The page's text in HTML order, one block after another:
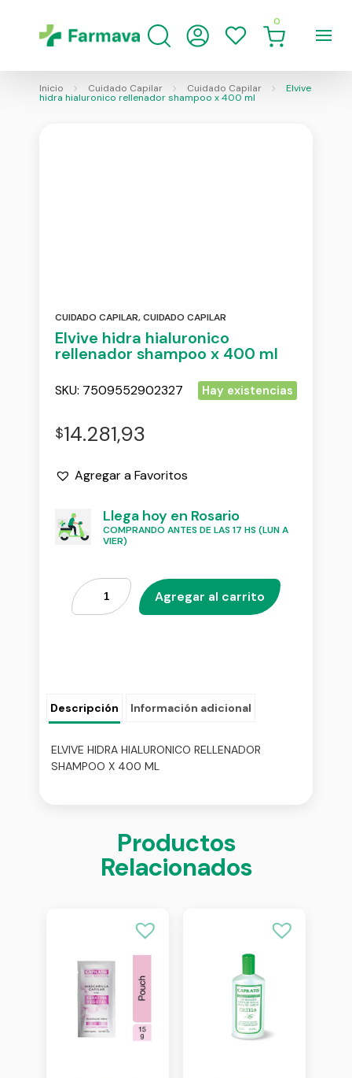
0
Inicio Cuidado Capilar Cuidado Capilar Elvive
hidra hialuronico rellenador shampoo x 400 ml
CUIDADO CAPILAR,CUIDADO CAPILAR
Elvive hidra hialuronico
rellenador shampoo x 400 ml
SKU: 7509552902327 Hay existencias
$14.281,93
Agregar a Favoritos
Llega hoy en Rosario
COMPRANDO ANTES DE LAS 17 HS (LUN A
VIER)
Agregar al carrito
Descripción Información adicional
ELVIVE HIDRA HIALURONICO RELLENADOR
SHAMPOO X 400 ML
Productos
Relacionados